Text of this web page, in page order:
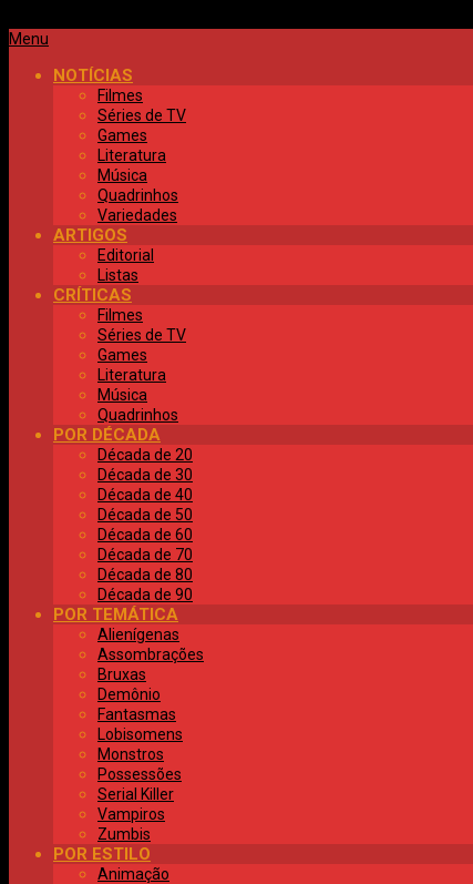
Primary
Menu
Menu
NOTÍCIAS
Filmes
Séries de TV
Games
Literatura
Música
Quadrinhos
Variedades
ARTIGOS
Editorial
Listas
CRÍTICAS
Filmes
Séries de TV
Games
Literatura
Música
Quadrinhos
POR DÉCADA
Década de 20
Década de 30
Década de 40
Década de 50
Década de 60
Década de 70
Década de 80
Década de 90
POR TEMÁTICA
Alienígenas
Assombrações
Bruxas
Demônio
Fantasmas
Lobisomens
Monstros
Possessões
Serial Killer
Vampiros
Zumbis
POR ESTILO
Animação